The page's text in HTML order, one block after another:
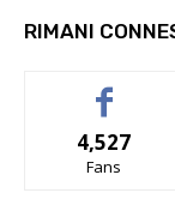
RIMANI
4,527
Fans